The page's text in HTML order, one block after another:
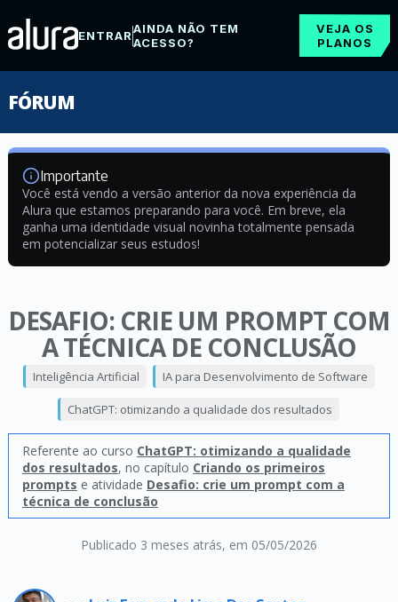
ENTRARAINDA NÃO TEM
ACESSO?
VEJA OS
PLANOS
FÓRUM
Importante
Você está vendo a versão anterior da nova experiência da
Alura que estamos preparando para você. Em breve, ela
ganha uma identidade visual novinha totalmente pensada
em potencializar seus estudos!
DESAFIO: CRIE UM PROMPT COM
A TÉCNICA DE CONCLUSÃO
Publicado 3 meses atrás, em 05/05/2026
Inteligência Artificial IA para Desenvolvimento de Software
ChatGPT: otimizando a qualidade dos resultados
Referente ao curso ChatGPT: otimizando a qualidade
dos resultados, no capítulo Criando os primeiros
prompts e atividade Desafio: crie um prompt com a
técnica de conclusão